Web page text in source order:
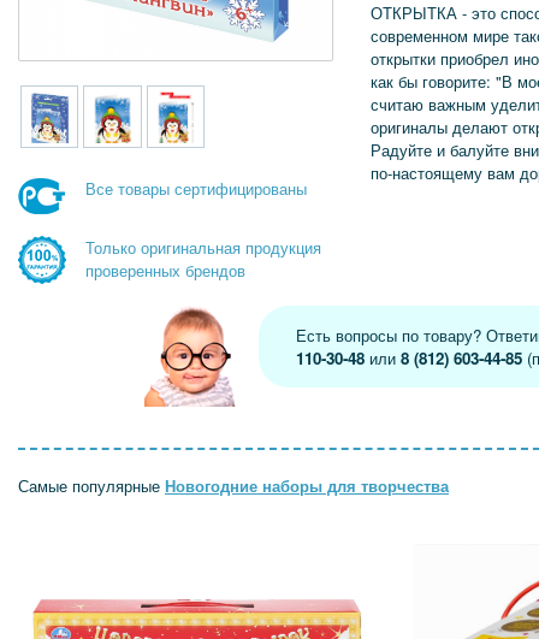
Все товары сертифицированы
Только оригинальная продукция
проверенных брендов
ОТКРЫТКА - это
современном мире
открытки приобрел
как бы говорите: "В
считаю важным
оригиналы делают
Радуйте и балуйте
по-настоящему вам
Есть вопросы по товару?
110-30-48 или8 (812) 603-44-85
Самые популярные Новогодние наборы для творчества